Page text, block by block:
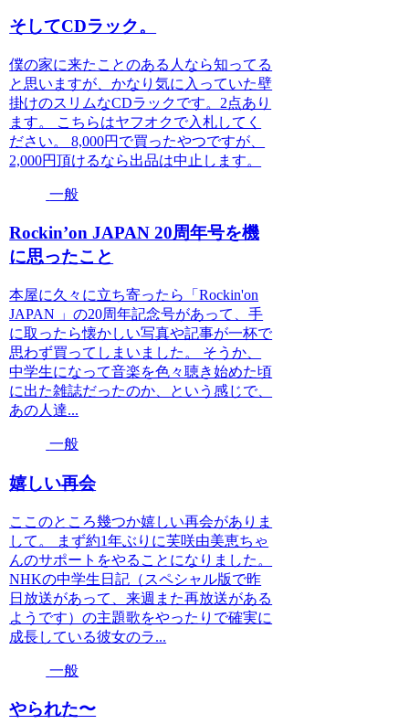
そしてCDラック。
僕の家に来たことのある人なら知ってる
と思いますが、かなり気に入っていた壁
掛けのスリムなCDラックです。2点あり
ます。 こちらはヤフオクで入札してく
ださい。 8,000円で買ったやつですが、
2,000円頂けるなら出品は中止します。
一般
Rockin’on JAPAN 20周年号を機
に思ったこと
本屋に久々に立ち寄ったら「Rockin'on
JAPAN 」の20周年記念号があって、手
に取ったら懐かしい写真や記事が一杯で
思わず買ってしまいました。 そうか、
中学生になって音楽を色々聴き始めた頃
に出た雑誌だったのか、という感じで、
あの人達...
一般
嬉しい再会
ここのところ幾つか嬉しい再会がありま
して。 まず約1年ぶりに芙咲由美恵ちゃ
んのサポートをやることになりました。
NHKの中学生日記（スペシャル版で昨
日放送があって、来週また再放送がある
ようです）の主題歌をやったりで確実に
成長している彼女のラ...
一般
やられた〜